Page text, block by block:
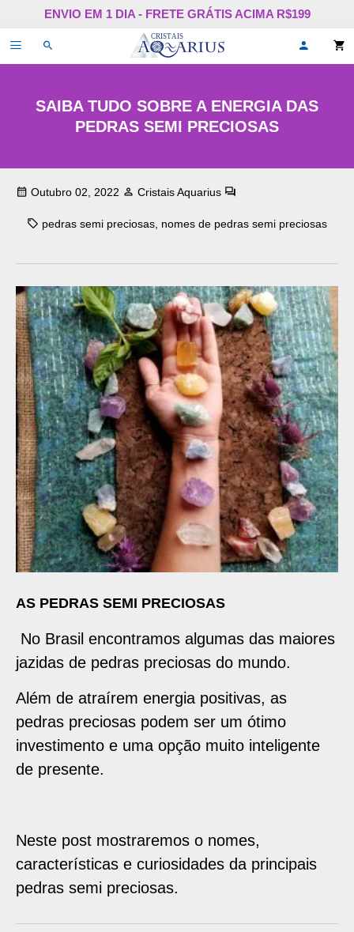
Pular
o
conteúdo
ENVIO EM 1 DIA - FRETE GRÁTIS ACIMA R$199
Alternar
se!
SAIBA TUDO SOBRE A ENERGIA DAS
PEDRAS SEMI PRECIOSAS
Outubro 02, 2022 Cristais Aquarius
pedras semi preciosas nomes de pedras semi preciosas
AS PEDRAS SEMI PRECIOSAS
No Brasil encontramos algumas das maiores
jazidas de pedras preciosas do mundo.
Além de atraírem energia positivas, as
pedras preciosas podem ser um ótimo
investimento e uma opção muito inteligente
de presente.
Neste post mostraremos o nomes,
características e curiosidades da principais
pedras semi preciosas.